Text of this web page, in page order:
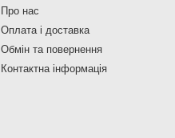
Про нас
Оплата і доставка
Обмін та повернення
Контактна інформація